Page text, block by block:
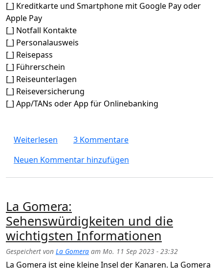
[_] Kreditkarte und Smartphone mit Google Pay oder
Apple Pay
[_] Notfall Kontakte
[_] Personalausweis
[_] Reisepass
[_] Führerschein
[_] Reiseunterlagen
[_] Reiseversicherung
[_] App/TANs oder App für Onlinebanking
Weiterlesen über Checklist-Packlist für Reise / Urlaub
3 Kommentare
Neuen Kommentar hinzufügen
La Gomera:
Sehenswürdigkeiten und die
wichtigsten Informationen
Gespeichert von La Gomera am Mo. 11 Sep 2023 - 23:32
La Gomera ist eine kleine Insel der Kanaren. La Gomera